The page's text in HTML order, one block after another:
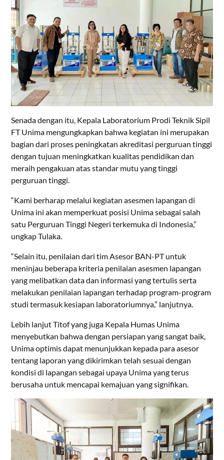
Senada dengan itu, Kepala Laboratorium Prodi Teknik Sipil
FT Unima mengungkapkan bahwa kegiatan ini merupakan
bagian dari proses peningkatan akreditasi perguruan tinggi
dengan tujuan meningkatkan kualitas pendidikan dan
meraih pengakuan atas standar mutu yang tinggi
perguruan tinggi.
“Kami berharap melalui kegiatan asesmen lapangan di
Unima ini akan memperkuat posisi Unima sebagai salah
satu Perguruan Tinggi Negeri terkemuka di Indonesia,”
ungkap Tulaka.
“Selain itu, penilaian dari tim Asesor BAN-PT untuk
meninjau beberapa kriteria penilaian asesmen lapangan
yang melibatkan data dan informasi yang tertulis serta
melakukan penilaian lapangan terhadap program-program
studi termasuk kesiapan laboratoriumnya,” lanjutnya.
Lebih lanjut Titof yang juga Kepala Humas Unima
menyebutkan bahwa dengan persiapan yang sangat baik,
Unima optimis dapat menunjukkan kepada para asesor
tentang laporan yang dikirimkan telah sesuai dengan
kondisi di lapangan sebagai upaya Unima yang terus
berusaha untuk mencapai kemajuan yang signifikan.